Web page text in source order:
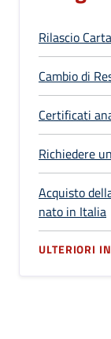
Rilascio
Cambio di
Certificati
Richiedere
Acquisto
nato in Italia
ULTERIORI